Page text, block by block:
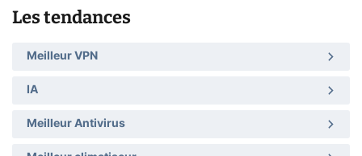
Les tendances
Meilleur VPN
IA
Meilleur Antivirus